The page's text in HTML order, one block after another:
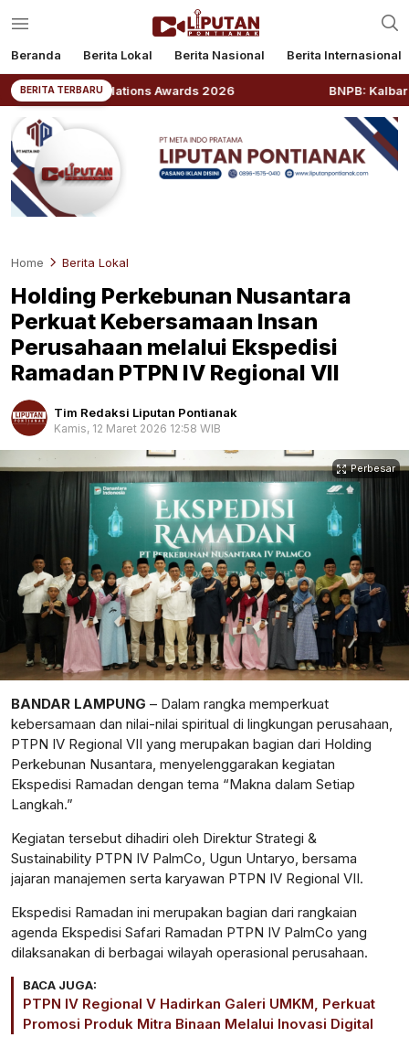
Beranda Berita Lokal Berita Nasional Berita Internasional
BERITA TERBARU
Relations Awards 2026 BNPB: Kalbar Masuk
Home Berita Lokal
Holding Perkebunan Nusantara
Perkuat Kebersamaan Insan
Perusahaan melalui Ekspedisi
Ramadan PTPN IV Regional VII
Tim Redaksi Liputan Pontianak
Kamis, 12 Maret 2026 12:58 WIB
Perbesar
BANDAR LAMPUNG – Dalam rangka memperkuat
kebersamaan dan nilai-nilai spiritual di lingkungan perusahaan,
PTPN IV Regional VII yang merupakan bagian dari Holding
Perkebunan Nusantara, menyelenggarakan kegiatan
Ekspedisi Ramadan dengan tema “Makna dalam Setiap
Langkah.”
Kegiatan tersebut dihadiri oleh Direktur Strategi &
Sustainability PTPN IV PalmCo, Ugun Untaryo, bersama
jajaran manajemen serta karyawan PTPN IV Regional VII.
Ekspedisi Ramadan ini merupakan bagian dari rangkaian
agenda Ekspedisi Safari Ramadan PTPN IV PalmCo yang
dilaksanakan di berbagai wilayah operasional perusahaan.
BACA JUGA:
PTPN IV Regional V Hadirkan Galeri UMKM, Perkuat
Promosi Produk Mitra Binaan Melalui Inovasi Digital